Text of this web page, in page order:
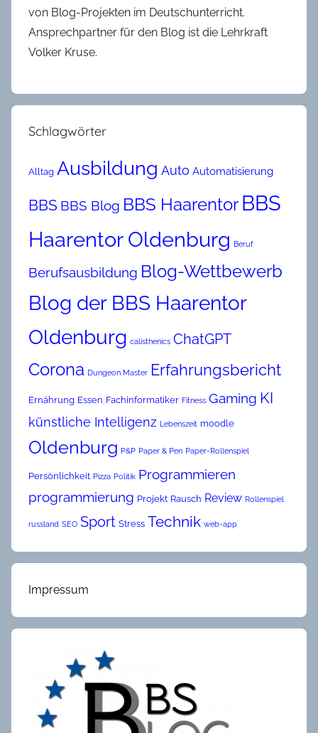
von Blog-Projekten im Deutschunterricht.
Ansprechpartner für den Blog ist die Lehrkraft
Volker Kruse.
Schlagwörter
Alltag Ausbildung Auto Automatisierung
BBS BBS Blog BBS Haarentor BBS
Haarentor Oldenburg Beruf
Berufsausbildung Blog-Wettbewerb
Blog der BBS Haarentor
Oldenburg calisthenics ChatGPT
Corona Dungeon Master Erfahrungsbericht
Ernährung Essen Fachinformatiker Fitness Gaming KI
künstliche Intelligenz Lebenszeit moodle
Oldenburg P&P Paper & Pen Paper-Rollenspiel
Persönlichkeit Pizza Politik Programmieren
programmierung Projekt Rausch Review Rollenspiel
russland SEO Sport Stress Technik web-app
Impressum